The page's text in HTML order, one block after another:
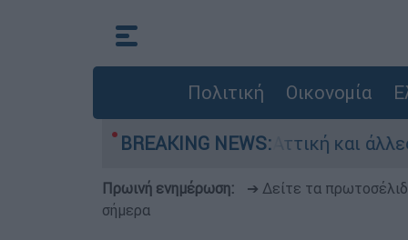
Πολιτική Οικονομία
BREAKING NEWS:
Red Code η Αττική και άλλες 5 περιοχές
Πρωινή ενημέρωση:
➔ Δείτε τα
σήμερα